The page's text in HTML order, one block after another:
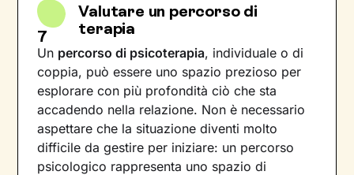
7
Valutare un percorso di
terapia
Un percorso di psicoterapia, individuale o di
coppia, può essere uno spazio prezioso per
esplorare con più profondità ciò che sta
accadendo nella relazione. Non è necessario
aspettare che la situazione diventi molto
difficile da gestire per iniziare: un percorso
psicologico rappresenta uno spazio di